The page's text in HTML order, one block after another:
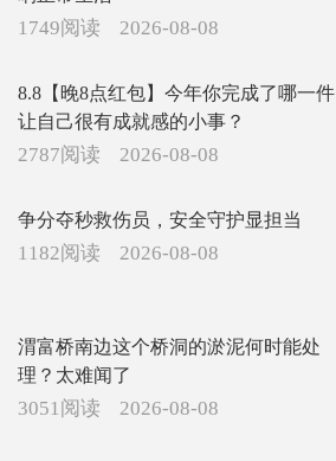
1749阅读 2026-08-08
8.8【晚8点红包】今年你完成了哪一件
让自己很有成就感的小事？
2787阅读 2026-08-08
争分夺秒救伤员，安全守护显担当
1182阅读 2026-08-08
渭富桥南边这个桥洞的淤泥何时能处
理？太难闻了
3051阅读 2026-08-08